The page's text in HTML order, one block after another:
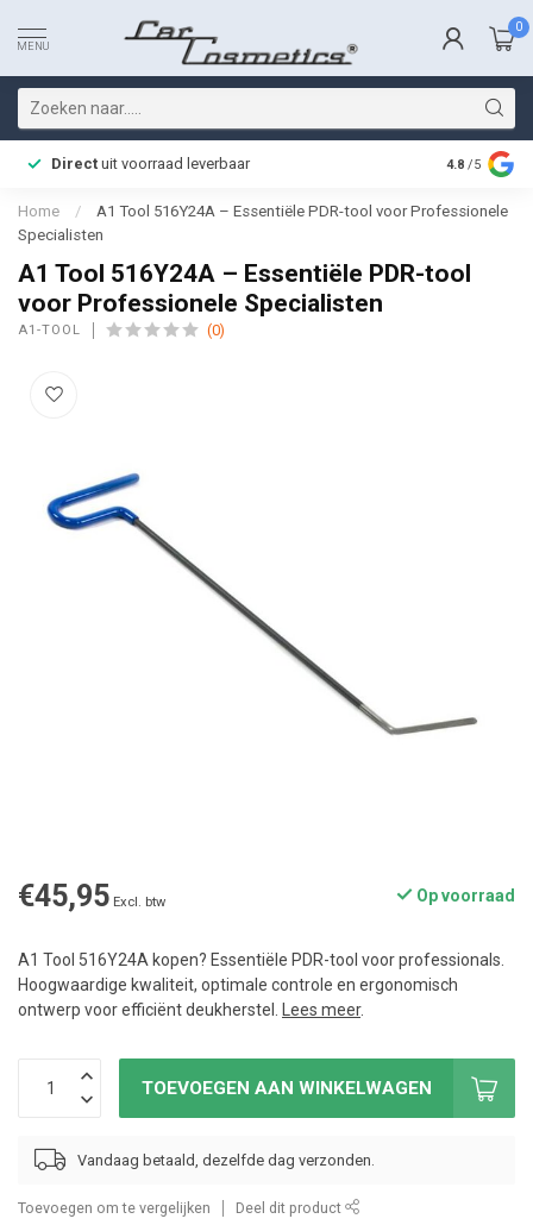
MENU
0
Direct uit voorraad leverbaar Snelle
4.8 /5
Home /
A1 Tool 516Y24A – Essentiële PDR-tool voor Professionele
Specialisten
A1 Tool 516Y24A – Essentiële PDR-tool
voor Professionele Specialisten
A1-TOOL (0)
€45,95 Excl. btw Op voorraad
A1 Tool 516Y24A kopen? Essentiële PDR-tool voor professionals.
Hoogwaardige kwaliteit, optimale controle en ergonomisch
ontwerp voor efficiënt deukherstel.
Lees meer.
TOEVOEGEN AAN WINKELWAGEN
Vandaag betaald, dezelfde dag verzonden.
Toevoegen om te vergelijken Deel dit product